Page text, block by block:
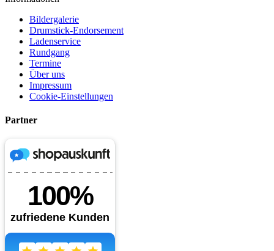
Bildergalerie
Drumstick-Endorsement
Ladenservice
Rundgang
Termine
Über uns
Impressum
Cookie-Einstellungen
Partner